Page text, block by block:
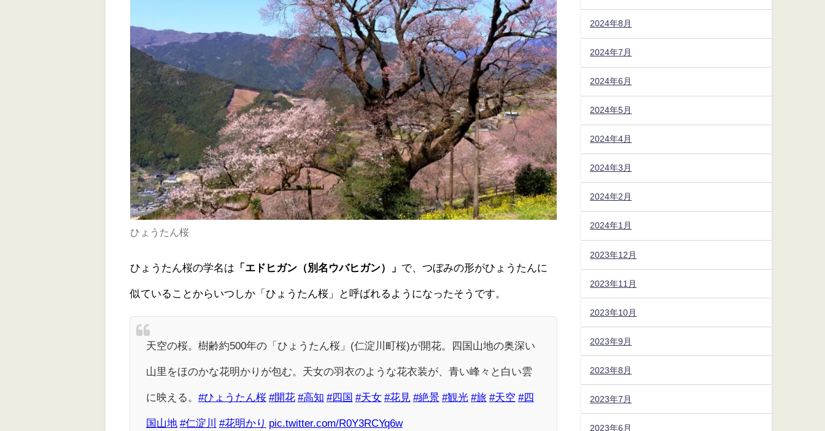
ひょうたん桜
ひょうたん桜の学名は 「エドヒガン（別名ウバヒガン）」 で、つぼみの形がひょうたんに
似ていることからいつしか「ひょうたん桜」と呼ばれるようになったそうです。
天空の桜。樹齢約500年の「ひょうたん桜」(仁淀川町桜)が開花。四国山地の奥深い
山里をほのかな花明かりが包む。天女の羽衣のような花衣装が、青い峰々と白い雲
に映える。 #ひょうたん桜 #開花 #高知 #四国 #天女 #花見 #絶景 #観光 #旅 #天空 #四
国山地 #仁淀川 #花明かり pic.twitter.com/R0Y3RCYq6w
2024年8月
2024年7月
2024年6月
2024年5月
2024年4月
2024年3月
2024年2月
2024年1月
2023年12月
2023年11月
2023年10月
2023年9月
2023年8月
2023年7月
2023年6月